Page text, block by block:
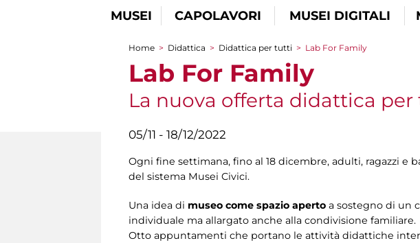
MUSEI CAPOLAVORI MUSEI DIGITALI
Tu sei qui
Home > Didattica > Didattica per tutti > Lab For Family
Lab For Family
La nuova offerta didattica
05/11 - 18/12/2022
Ogni fine settimana, fino al 18 dicembre, adulti, ragazzi
del sistema Musei Civici.
Una idea di museo come spazio aperto a sostegno di un
individuale ma allargato anche alla condivisione familiare.
Otto appuntamenti che portano le attività didattiche